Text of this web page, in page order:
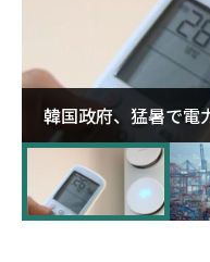
韓国政府、猛暑で電
に需給対応体制を点